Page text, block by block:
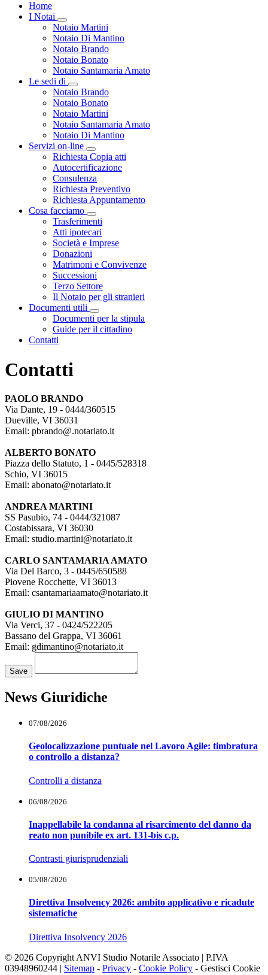
Home
I Notai
Visualizza menù di secondo livello
Notaio Martini
Notaio Di Mantino
Notaio Brando
Notaio Bonato
Notaio Santamaria Amato
Le sedi di
Visualizza menù di secondo livello
Notaio Brando
Notaio Bonato
Notaio Martini
Notaio Santamaria Amato
Notaio Di Mantino
Servizi on-line
Visualizza menù di secondo livello
Richiesta Copia atti
Autocertificazione
Consulenza
Richiesta Preventivo
Richiesta Appuntamento
Cosa facciamo
Visualizza menù di secondo livello
Trasferimenti
Atti ipotecari
Società e Imprese
Donazioni
Matrimoni e Convivenze
Successioni
Terzo Settore
Il Notaio per gli stranieri
Documenti utili
Visualizza menù di secondo livello
Documenti per la stipula
Guide per il cittadino
Contatti
Contatti
PAOLO BRANDO
Via Dante, 19 - 0444/360515
Dueville, VI 36031
Email: pbrando@.notariato.it
ALBERTO BONATO
Piazza dello Statuto, 1 - 0445/528318
Schio, VI 36015
Email: abonato@notariato.it
ANDREA MARTINI
SS Pasubio, 74 - 0444/321087
Costabissara, VI 36030
Email: studio.martini@notariato.it
CARLO SANTAMARIA AMATO
Via Del Barco, 3 - 0445/650588
Piovene Rocchette, VI 36013
Email: csantamariaamato@notariato.it
GIULIO DI MANTINO
Via Verci, 37 - 0424/522205
Bassano del Grappa, VI 36061
Email: gdimantino@notariato.it
Save
News Giuridiche
07/08/2026
Geolocalizzazione puntuale nel Lavoro Agile: timbratura
o controllo a distanza?
Controlli a distanza
06/08/2026
Inappellabile la condanna al risarcimento del danno da
reato non punibile ex art. 131-bis c.p.
Contrasti giurisprudenziali
05/08/2026
Direttiva Insolvency 2026: ambito applicativo e ricadute
sistematiche
Direttiva Insolvency 2026
© 2026 Copyright ANVI Studio Notarile Associato | P.IVA
03948960244 | Sitemap - Privacy - Cookie Policy - Gestisci Cookie